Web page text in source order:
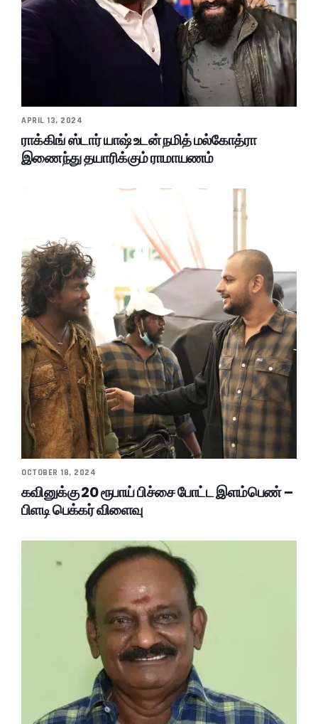
APRIL 13, 2024
ராக்கிங் ஸ்டார் யாஷ் உடன் நமித் மல்கோத்ரா
இணைந்து தயாரிக்கும் ராமாயணம்
OCTOBER 18, 2024
கவினுக்கு 20 ரூபாய் பிச்சை போட்ட இளம்பெண் –
பிளடி பெக்கர் விளைவு